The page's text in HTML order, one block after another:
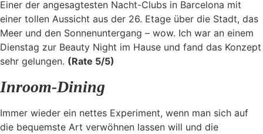
Einer der angesagtesten Nacht-Clubs in Barcelona mit
einer tollen Aussicht aus der 26. Etage über die Stadt, das
Meer und den Sonnenuntergang – wow. Ich war an einem
Dienstag zur Beauty Night im Hause und fand das Konzept
sehr gelungen. (Rate 5/5)
Inroom-Dining
Immer wieder ein nettes Experiment, wenn man sich auf
die bequemste Art verwöhnen lassen will und die